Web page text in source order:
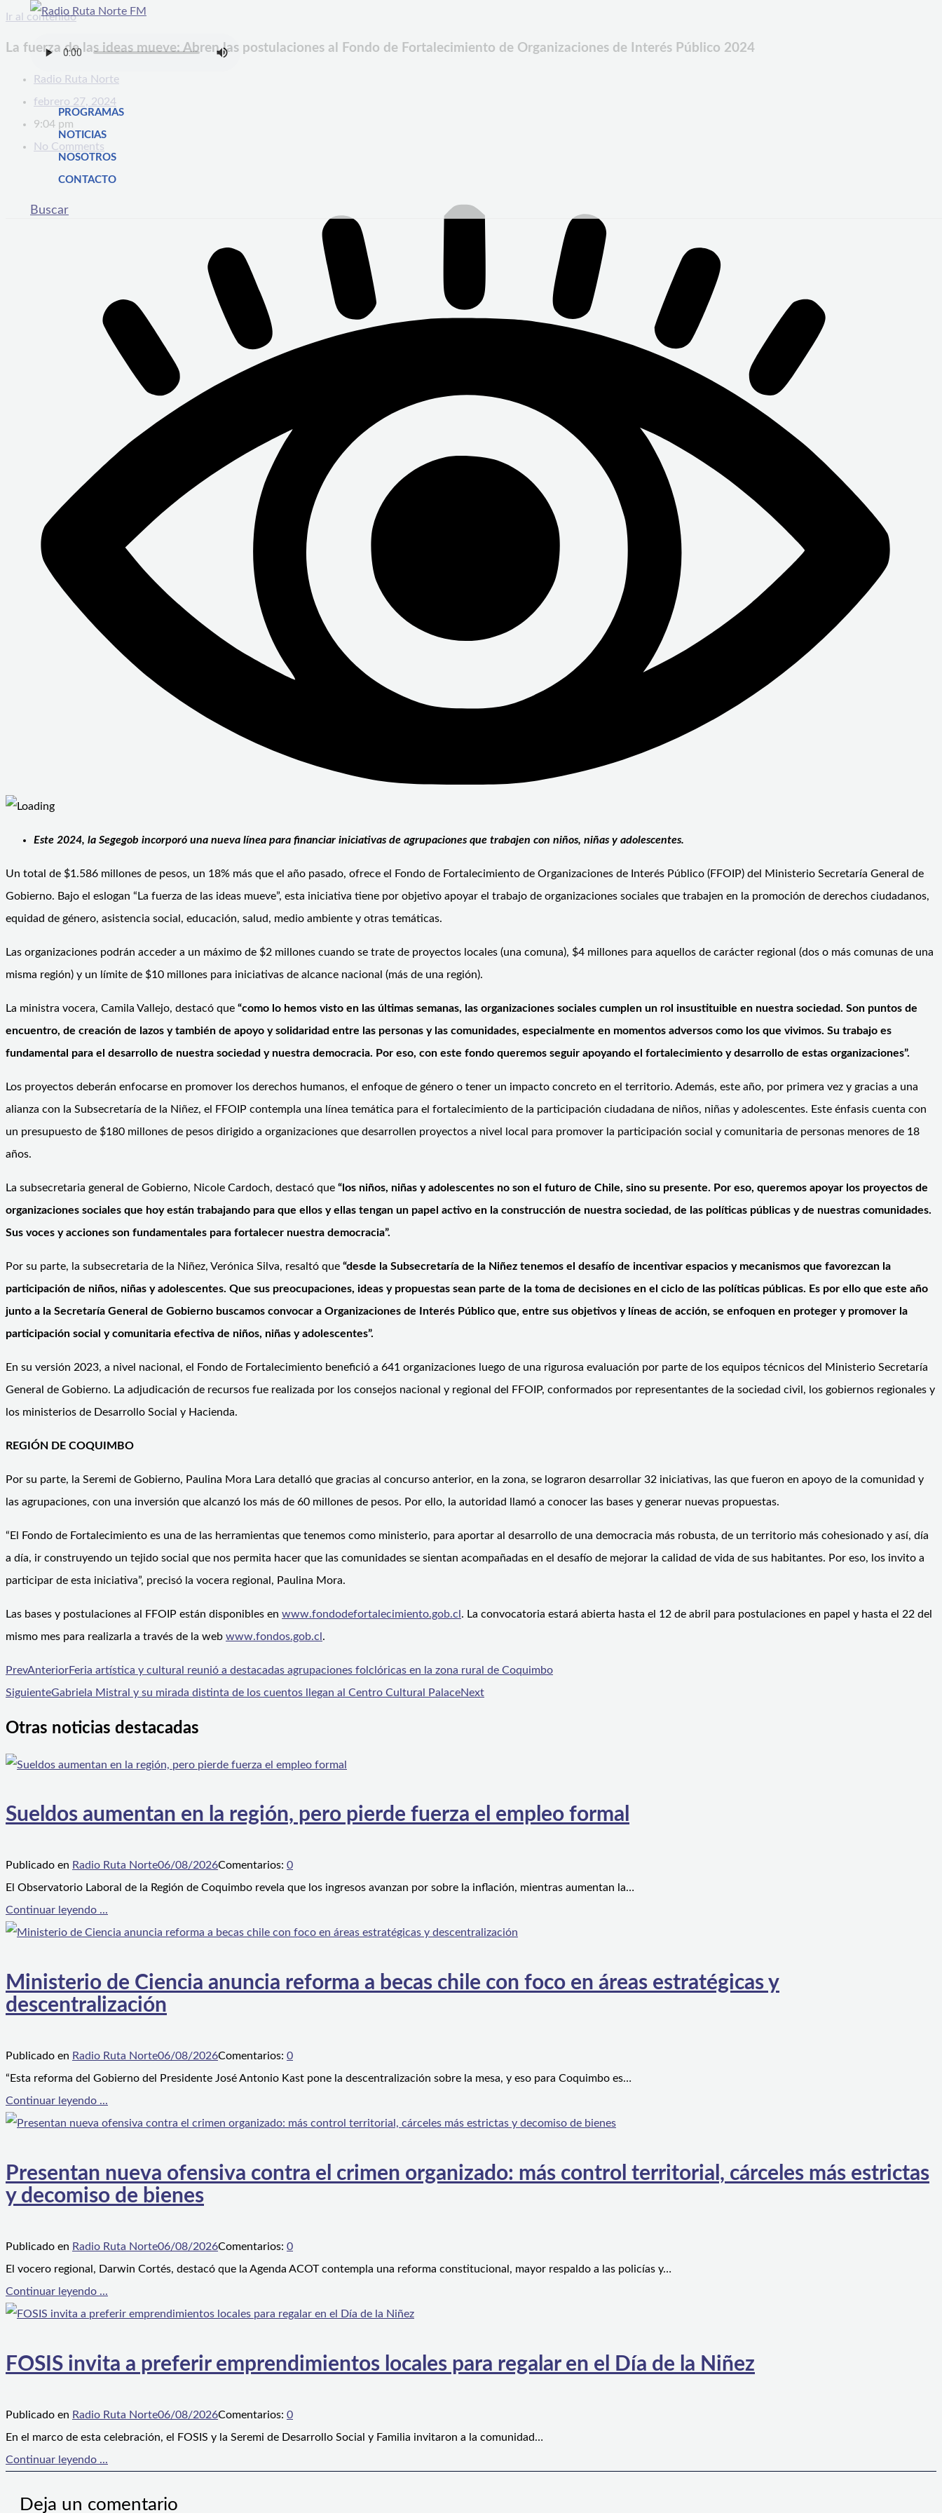
Ir al contenido
PROGRAMAS
NOTICIAS
NOSOTROS
CONTACTO
Buscar
La fuerza de las ideas mueve: Abren las postulaciones al Fondo de Fortalecimiento de Organizaciones de Interés Público 2024
Radio Ruta Norte
febrero 27, 2024
9:04 pm
No Comments
Este 2024, la Segegob incorporó una nueva línea para financiar iniciativas de agrupaciones que trabajen con niños, niñas y adolescentes.
Un total de $1.586 millones de pesos, un 18% más que el año pasado, ofrece el Fondo de Fortalecimiento de Organizaciones de Interés Público (FFOIP) del Ministerio Secretaría General de
Gobierno. Bajo el eslogan “La fuerza de las ideas mueve”, esta iniciativa tiene por objetivo apoyar el trabajo de organizaciones sociales que trabajen en la promoción de derechos ciudadanos,
equidad de género, asistencia social, educación, salud, medio ambiente y otras temáticas.
Las organizaciones podrán acceder a un máximo de $2 millones cuando se trate de proyectos locales (una comuna), $4 millones para aquellos de carácter regional (dos o más comunas de una
misma región) y un límite de $10 millones para iniciativas de alcance nacional (más de una región).
La ministra vocera, Camila Vallejo, destacó que “como lo hemos visto en las últimas semanas, las organizaciones sociales cumplen un rol insustituible en nuestra sociedad. Son puntos de
encuentro, de creación de lazos y también de apoyo y solidaridad entre las personas y las comunidades, especialmente en momentos adversos como los que vivimos. Su trabajo es
fundamental para el desarrollo de nuestra sociedad y nuestra democracia. Por eso, con este fondo queremos seguir apoyando el fortalecimiento y desarrollo de estas organizaciones”.
Los proyectos deberán enfocarse en promover los derechos humanos, el enfoque de género o tener un impacto concreto en el territorio. Además, este año, por primera vez y gracias a una
alianza con la Subsecretaría de la Niñez, el FFOIP contempla una línea temática para el fortalecimiento de la participación ciudadana de niños, niñas y adolescentes. Este énfasis cuenta con
un presupuesto de $180 millones de pesos dirigido a organizaciones que desarrollen proyectos a nivel local para promover la participación social y comunitaria de personas menores de 18
años.
La subsecretaria general de Gobierno, Nicole Cardoch, destacó que “los niños, niñas y adolescentes no son el futuro de Chile, sino su presente. Por eso, queremos apoyar los proyectos de
organizaciones sociales que hoy están trabajando para que ellos y ellas tengan un papel activo en la construcción de nuestra sociedad, de las políticas públicas y de nuestras comunidades.
Sus voces y acciones son fundamentales para fortalecer nuestra democracia”.
Por su parte, la subsecretaria de la Niñez, Verónica Silva, resaltó que “desde la Subsecretaría de la Niñez tenemos el desafío de incentivar espacios y mecanismos que favorezcan la
participación de niños, niñas y adolescentes. Que sus preocupaciones, ideas y propuestas sean parte de la toma de decisiones en el ciclo de las políticas públicas. Es por ello que este año
junto a la Secretaría General de Gobierno buscamos convocar a Organizaciones de Interés Público que, entre sus objetivos y líneas de acción, se enfoquen en proteger y promover la
participación social y comunitaria efectiva de niños, niñas y adolescentes”.
En su versión 2023, a nivel nacional, el Fondo de Fortalecimiento benefició a 641 organizaciones luego de una rigurosa evaluación por parte de los equipos técnicos del Ministerio Secretaría
General de Gobierno. La adjudicación de recursos fue realizada por los consejos nacional y regional del FFOIP, conformados por representantes de la sociedad civil, los gobiernos regionales y
los ministerios de Desarrollo Social y Hacienda.
REGIÓN DE COQUIMBO
Por su parte, la Seremi de Gobierno, Paulina Mora Lara detalló que gracias al concurso anterior, en la zona, se lograron desarrollar 32 iniciativas, las que fueron en apoyo de la comunidad y
las agrupaciones, con una inversión que alcanzó los más de 60 millones de pesos. Por ello, la autoridad llamó a conocer las bases y generar nuevas propuestas.
“El Fondo de Fortalecimiento es una de las herramientas que tenemos como ministerio, para aportar al desarrollo de una democracia más robusta, de un territorio más cohesionado y así, día
a día, ir construyendo un tejido social que nos permita hacer que las comunidades se sientan acompañadas en el desafío de mejorar la calidad de vida de sus habitantes. Por eso, los invito a
participar de esta iniciativa”, precisó la vocera regional, Paulina Mora.
Las bases y postulaciones al FFOIP están disponibles en www.fondodefortalecimiento.gob.cl . La convocatoria estará abierta hasta el 12 de abril para postulaciones en papel y hasta el 22 del
mismo mes para realizarla a través de la web www.fondos.gob.cl .
PrevAnteriorFeria artística y cultural reunió a destacadas agrupaciones folclóricas en la zona rural de Coquimbo
SiguienteGabriela Mistral y su mirada distinta de los cuentos llegan al Centro Cultural PalaceNext
Otras noticias destacadas
Sueldos aumentan en la región, pero pierde fuerza el empleo formal
Publicado en Radio Ruta Norte06/08/2026Comentarios: 0
El Observatorio Laboral de la Región de Coquimbo revela que los ingresos avanzan por sobre la inflación, mientras aumentan la…
Continuar leyendo ...
Ministerio de Ciencia anuncia reforma a becas chile con foco en áreas estratégicas y
descentralización
Publicado en Radio Ruta Norte06/08/2026Comentarios: 0
“Esta reforma del Gobierno del Presidente José Antonio Kast pone la descentralización sobre la mesa, y eso para Coquimbo es…
Continuar leyendo ...
Presentan nueva ofensiva contra el crimen organizado: más control territorial, cárceles más estrictas
y decomiso de bienes
Publicado en Radio Ruta Norte06/08/2026Comentarios: 0
El vocero regional, Darwin Cortés, destacó que la Agenda ACOT contempla una reforma constitucional, mayor respaldo a las policías y…
Continuar leyendo ...
FOSIS invita a preferir emprendimientos locales para regalar en el Día de la Niñez
Publicado en Radio Ruta Norte06/08/2026Comentarios: 0
En el marco de esta celebración, el FOSIS y la Seremi de Desarrollo Social y Familia invitaron a la comunidad…
Continuar leyendo ...
Deja un comentario